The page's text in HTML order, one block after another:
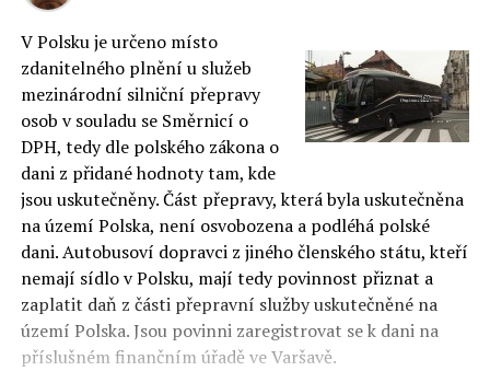
V Polsku je určeno místo
zdanitelného plnění u služeb
mezinárodní silniční přepravy
osob v souladu se Směrnicí o
DPH, tedy dle polského zákona o
dani z přidané hodnoty tam, kde
jsou uskutečněny. Část přepravy, která byla uskutečněna
na území Polska, není osvobozena a podléhá polské
dani. Autobusoví dopravci z jiného členského státu, kteří
nemají sídlo v Polsku, mají tedy povinnost přiznat a
zaplatit daň z části přepravní služby uskutečněné na
území Polska.Jsou povinni zaregistrovat se k dani na
příslušném finančním úřadě ve Varšavě.